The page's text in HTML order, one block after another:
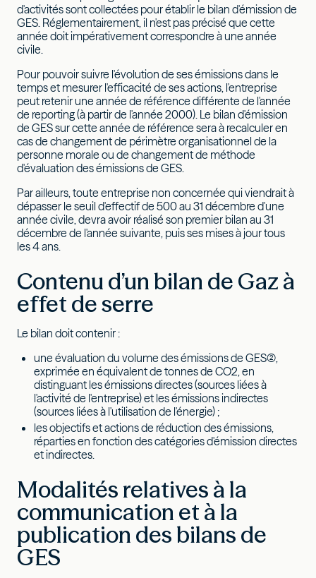
d'activités sont collectées pour établir le bilan d'émission de
GES. Réglementairement, il n'est pas précisé que cette
année doit impérativement correspondre à une année
civile.
Pour pouvoir suivre l'évolution de ses émissions dans le
temps et mesurer l'efficacité de ses actions, l'entreprise
peut retenir une année de référence différente de l'année
de reporting (à partir de l'année 2000). Le bilan d'émission
de GES sur cette année de référence sera à recalculer en
cas de changement de périmètre organisationnel de la
personne morale ou de changement de méthode
d'évaluation des émissions de GES.
Par ailleurs, toute entreprise non concernée qui viendrait à
dépasser le seuil d'effectif de 500 au 31 décembre d'une
année civile, devra avoir réalisé son premier bilan au 31
décembre de l'année suivante, puis ses mises à jour tous
les 4 ans.
Contenu d’un bilan de Gaz à
effet de serre
Le bilan doit contenir :
une évaluation du volume des émissions de GES(2),
exprimée en équivalent de tonnes de CO2, en
distinguant les émissions directes (sources liées à
l'activité de l'entreprise) et les émissions indirectes
(sources liées à l'utilisation de l'énergie) ;
les objectifs et actions de réduction des émissions,
réparties en fonction des catégories d'émission directes
et indirectes.
Modalités relatives à la
communication et à la
publication des bilans de
GES